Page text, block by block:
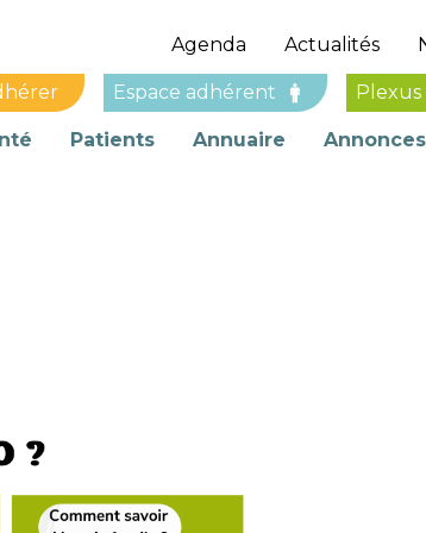
Agenda Actualités
Espace adhérent
Patients Annuaire Annonces